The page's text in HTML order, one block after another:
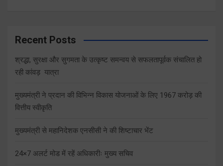
Recent Posts
श्रद्धा, सुरक्षा और सुगमता के उत्कृष्ट समन्वय से सफलतापूर्वक संचालित हो
रही कांवड़ यात्रा
मुख्यमंत्री ने प्रदान की विभिन्न विकास योजनाओं के लिए 1967 करोड़ की
वित्तीय स्वीकृति
मुख्यमंत्री से महानिदेशक एनसीसी ने की शिष्टाचार भेंट
24×7 अलर्ट मोड में रहें अधिकारीः मुख्य सचिव